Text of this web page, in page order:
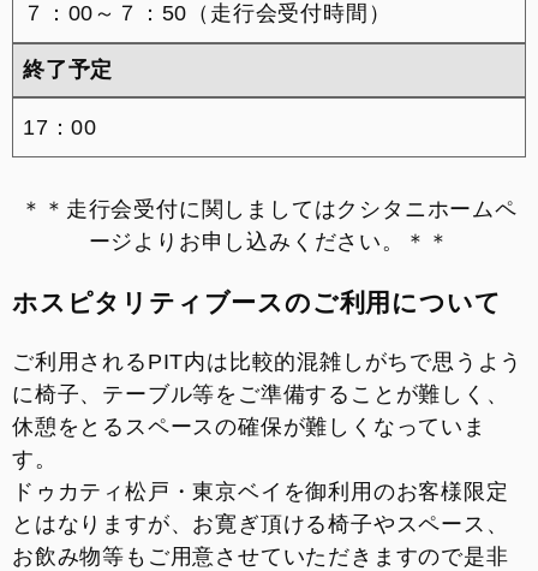
７：00～７：50（走行会受付時間）
終了予定
17：00
＊＊走行会受付に関しましてはクシタニホームペ
ージよりお申し込みください。＊＊
ホスピタリティブースのご利用について
ご利用されるPIT内は比較的混雑しがちで思うよう
に椅子、テーブル等をご準備することが難しく、
休憩をとるスペースの確保が難しくなっていま
す。
ドゥカティ松戸・東京ベイを御利用のお客様限定
とはなりますが、お寛ぎ頂ける椅子やスペース、
お飲み物等もご用意させていただきますので是非